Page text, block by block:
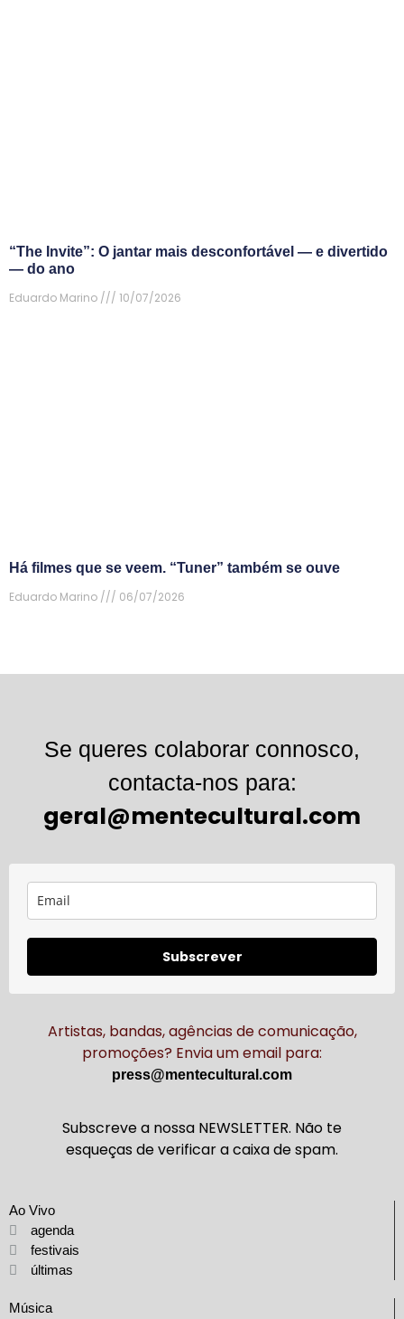
“The Invite”: O jantar mais desconfortável — e divertido
— do ano
Eduardo Marino
10/07/2026
Há filmes que se veem. “Tuner” também se ouve
Eduardo Marino
06/07/2026
Se queres colaborar connosco,
contacta-nos para:
geral@mentecultural.com
Subscrever
Artistas, bandas, agências de comunicação,
promoções? Envia um email para:
press@mentecultural.com
Subscreve a nossa NEWSLETTER. Não te
esqueças de verificar a caixa de spam.
Ao Vivo
agenda
festivais
últimas
Música